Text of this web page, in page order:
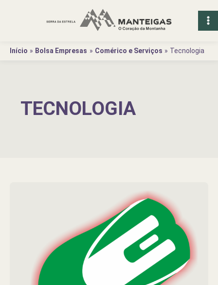
Início
Bolsa Empresas Comérico e Serviços Tecnologia
TECNOLOGIA